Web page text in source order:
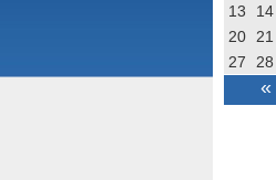
«
13
14
20
21
27
28